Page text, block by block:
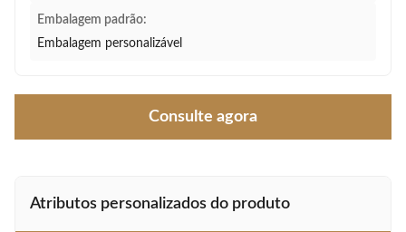
Embalagem padrão:
Embalagem personalizável
Consulte agora
Atributos personalizados do produto